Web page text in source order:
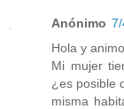
Anónimo
Hola y animo.
Mi mujer
¿es posible
misma